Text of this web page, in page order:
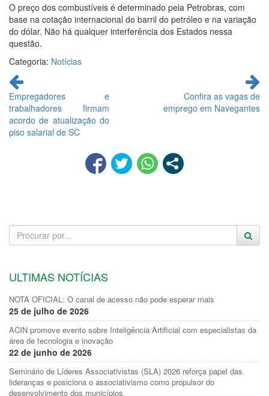
O preço dos combustíveis é determinado pela Petrobras, com
base na cotação internacional do barril do petróleo e na variação
do dólar. Não há qualquer interferência dos Estados nessa
questão.
Categoria: Notícias
Continue
lendo
Empregadores e
trabalhadores firmam
acordo de atualização do
piso salarial de SC
Confira as vagas de
emprego em Navegantes
ULTIMAS NOTÍCIAS
NOTA OFICIAL: O canal de acesso não pode esperar mais
25 de julho de 2026
ACIN promove evento sobre Inteligência Artificial com especialistas da
área de tecnologia e inovação
22 de junho de 2026
Seminário de Líderes Associativistas (SLA) 2026 reforça papel das
lideranças e posiciona o associativismo como propulsor do
desenvolvimento dos municípios